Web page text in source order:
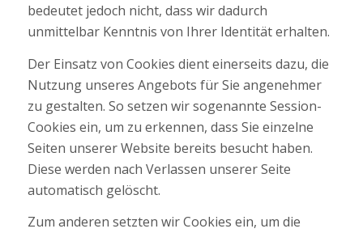
bedeutet jedoch nicht, dass wir dadurch
unmittelbar Kenntnis von Ihrer Identität erhalten.
Der Einsatz von Cookies dient einerseits dazu, die
Nutzung unseres Angebots für Sie angenehmer
zu gestalten. So setzen wir sogenannte Session-
Cookies ein, um zu erkennen, dass Sie einzelne
Seiten unserer Website bereits besucht haben.
Diese werden nach Verlassen unserer Seite
automatisch gelöscht.
Zum anderen setzten wir Cookies ein, um die